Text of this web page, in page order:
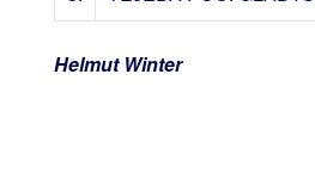
Helmut Winter